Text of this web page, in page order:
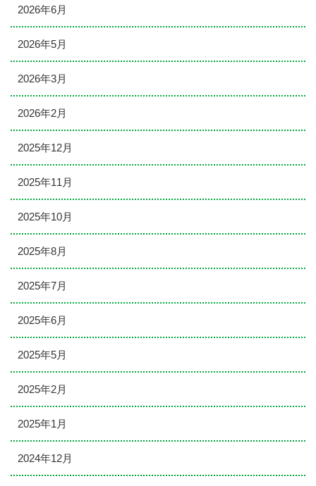
2026年6月
2026年5月
2026年3月
2026年2月
2025年12月
2025年11月
2025年10月
2025年8月
2025年7月
2025年6月
2025年5月
2025年2月
2025年1月
2024年12月